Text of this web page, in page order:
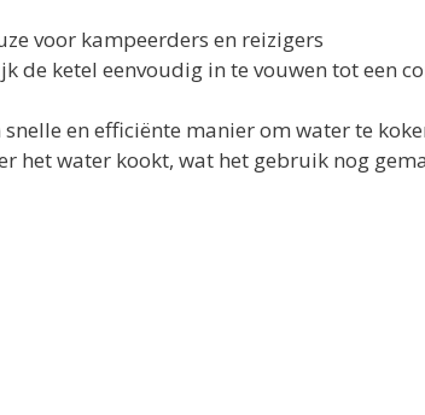
voor kampeerders en reizigers
de ketel eenvoudig in te vouwen tot een
en efficiënte manier om water te
het water kookt, wat het gebruik nog